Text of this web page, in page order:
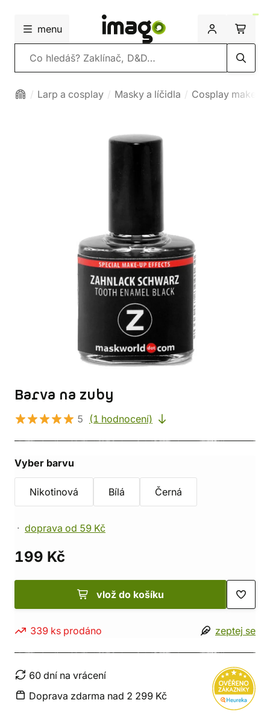
menu
Vyhledávání
Larp a cosplay Masky a líčidla Cosplay make-
Barva na zuby
5 (1 hodnocení)
Vyber barvu
Nikotinová Bílá Černá
doprava od 59 Kč
199 Kč
vlož do košíku
339 ks prodáno zeptej se
60 dní na vrácení
Doprava zdarma nad 2 299 Kč